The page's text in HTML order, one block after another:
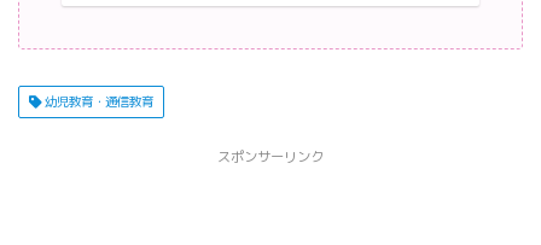
幼児教育・通信教育
スポンサーリンク